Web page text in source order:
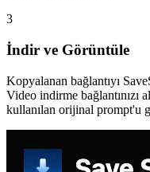
3
İndir ve Görüntüle
Kopyalanan bağlantıyı
Video indirme bağlantınızı
kullanılan orijinal prompt'u